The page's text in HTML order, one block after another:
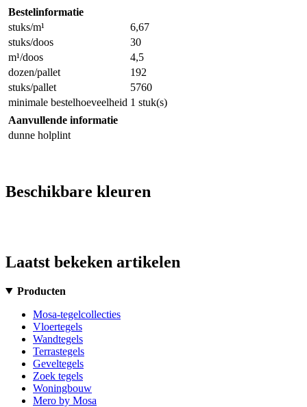
Bestelinformatie
stuks/m¹
6,67
stuks/doos
30
m¹/doos
4,5
dozen/pallet
192
stuks/pallet
5760
minimale bestelhoeveelheid 1 stuk(s)
Aanvullende informatie
dunne holplint
Beschikbare kleuren
Laatst bekeken artikelen
Producten
Mosa-tegelcollecties
Vloertegels
Wandtegels
Terrastegels
Geveltegels
Zoek tegels
Woningbouw
Mero by Mosa